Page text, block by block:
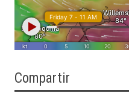
Compartir